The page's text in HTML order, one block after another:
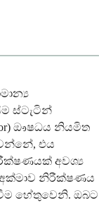
ස්ටැටින්
ඖෂධය නියමිත
එය
අවශ්‍ය
අක්මාව නිරීක්ෂණය
හේතුවෙනි. ඔබට